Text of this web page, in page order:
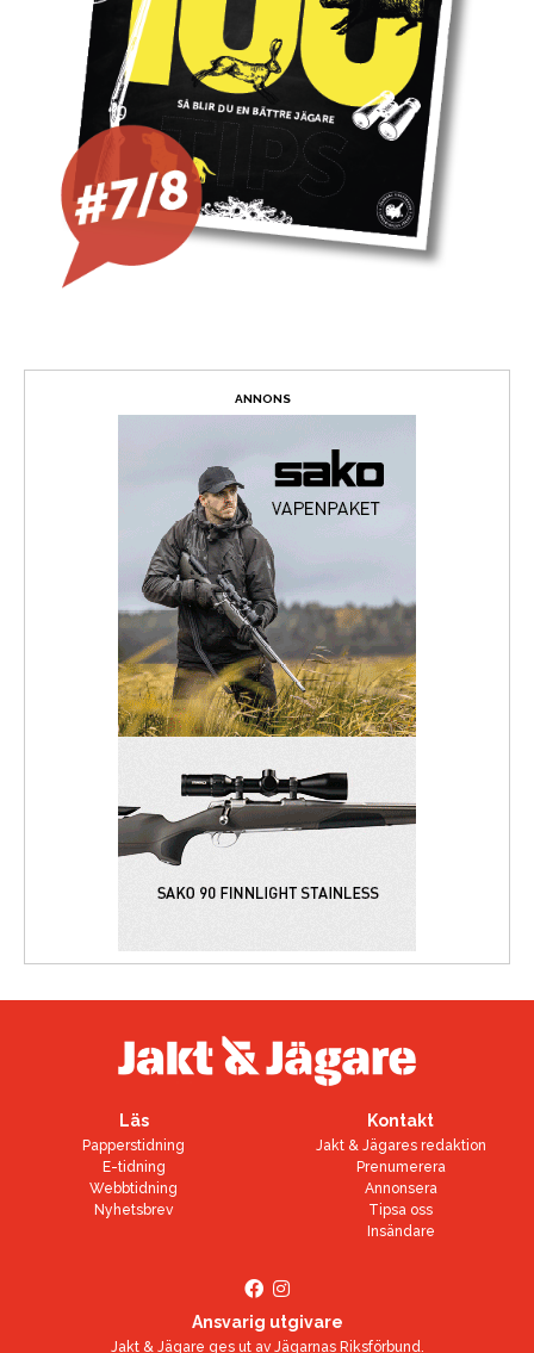
ANNONS
Läs
Papperstidning
E-tidning
Webbtidning
Nyhetsbrev
Kontakt
Jakt & Jägares redaktion
Prenumerera
Annonsera
Tipsa oss
Insändare
Ansvarig utgivare
Jakt & Jägare ges ut av Jägarnas Riksförbund.